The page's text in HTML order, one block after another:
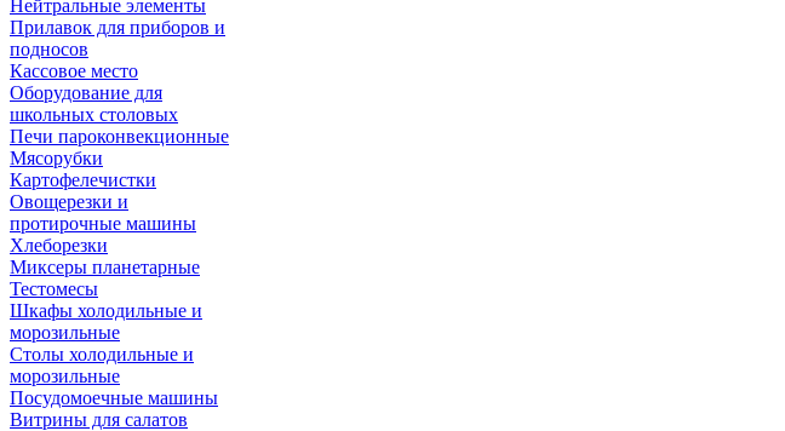
Нейтральные элементы
Прилавок для приборов и
подносов
Кассовое место
Оборудование для
школьных столовых
Печи пароконвекционные
Мясорубки
Картофелечистки
Овощерезки и
протирочные машины
Хлеборезки
Миксеры планетарные
Тестомесы
Шкафы холодильные и
морозильные
Столы холодильные и
морозильные
Посудомоечные машины
Витрины для салатов